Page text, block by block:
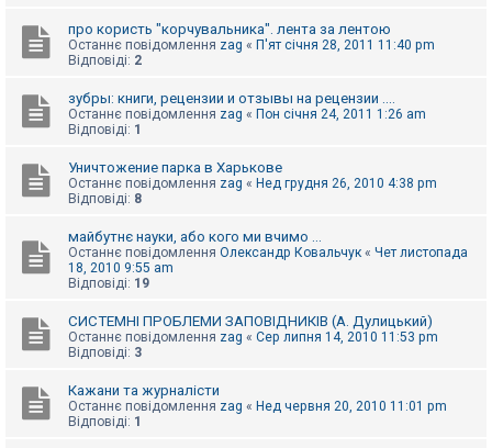
про користь "корчувальника". лента за лентою
Останнє повідомлення zag « П'ят січня 28, 2011 11:40 pm
Відповіді: 2
зубры: книги, рецензии и отзывы на рецензии ....
Останнє повідомлення zag « Пон січня 24, 2011 1:26 am
Відповіді: 1
Уничтожение парка в Харькове
Останнє повідомлення zag « Нед грудня 26, 2010 4:38 pm
Відповіді: 8
майбутнє науки, або кого ми вчимо ...
Останнє повідомлення Олександр Ковальчук « Чет листопада
18, 2010 9:55 am
Відповіді: 19
СИСТЕМНІ ПРОБЛЕМИ ЗАПОВІДНИКІВ (А. Дулицький)
Останнє повідомлення zag « Сер липня 14, 2010 11:53 pm
Відповіді: 3
Кажани та журналісти
Останнє повідомлення zag « Нед червня 20, 2010 11:01 pm
Відповіді: 1